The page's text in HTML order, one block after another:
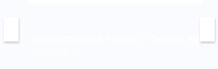
Apartamentos Puerto - Centro